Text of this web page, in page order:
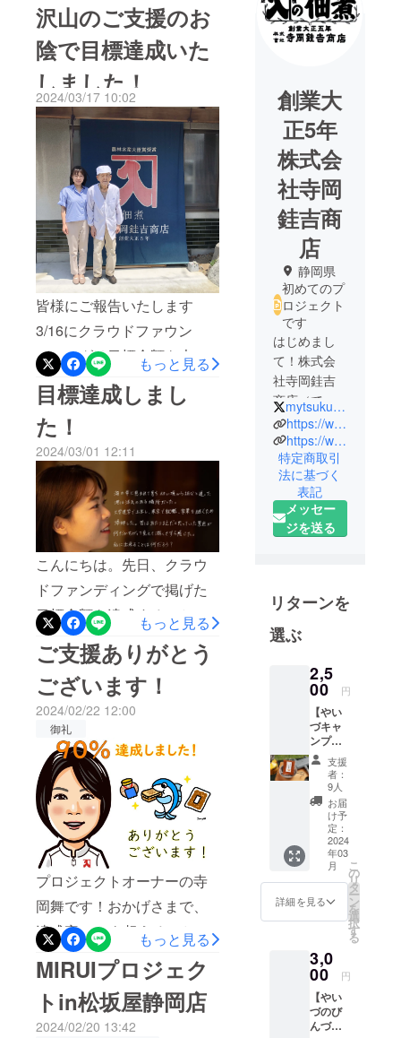
沢山のご支援のお
陰で目標達成いた
しました！
2024/03/17 10:02
皆様にご報告いたします
3/16にクラウドファウン
ディングは目標金額を大き
く上回る129%を達成し終了
となりました。たくさんの
ご支援を誠にありがとうご
ざいました。年明けの挑戦
を躊躇するような大きな出
来事もありました。不安と
期待の入り混じる私の挑戦
を最後まで支えてくださっ
た支援者の皆さま本当にあ
りがとうございました。目
標を達成することができた
今、少し自分に自信を持つ
ことができました。これか
らの取組にもぜひ注目して
いただけますと幸いです。
挑戦を恐れずに前向きに進
んでいきます！【祖父から
続く焼津佃煮の暖簾を守り
たい！】ご支援誠にありが
とうございました。株式会
社寺岡銈吉商店 4代目 寺
岡舞
もっと見る
目標達成しまし
た！
2024/03/01 12:11
こんにちは。先日、クラウ
ドファンディングで掲げた
目標金額を達成することが
できました！これまでご支
援くださった皆様本当にあ
りがとうございました。ク
ラウドファンディングは
3/16まで引き続き挑戦して
います。この取組がきっか
けとなり焼津独自の産業を
多くの方に知って頂けまし
たら幸いです。私の挑戦は
まだまだ続きます。応援宜
しくお願い致します！！株
式会社寺岡銈吉商店 四代
目 寺岡舞
もっと見る
ご支援ありがとう
ございます！
2024/02/22 12:00
御礼
プロジェクトオーナーの寺
岡舞です！おかげさまで、
達成率90％を超えることが
できました。あたたかなご
支援本当にありがとうござ
います。これからも静岡の
こと、焼津のこと、四代目
もっと見る
MIRUIプロジェク
トin松坂屋静岡店
2024/02/20 13:42
創業大
正5年
株式会
社寺岡
銈吉商
店
静岡県
初めてのプ
ロジェクト
です
はじめまし
て！株式会
社寺岡銈吉
商店（てら
おかけいき
ちしょうて
ん）はまぐ
ろ・かつお
を原料とし
た静岡県の
佃煮メー
創業／代表
取締役 寺岡
舞）
冷蔵庫の無
かった当時
鮮魚を長期
保存するた
めに開発さ
れたのが焼
津つくだ
燻す、煮込
む、保存を
きかせると
法を活か
佃煮の新た
な価値づく
りに挑戦し
ています！
mytsukudani
https://www.instagram.com/mytsukudani3/
https://www.kaneiri.net/
特定商取引
法に基づく
表記
メッセー
ジを送る
リターンを
選ぶ
2,5
00 円
【やい
づキャ
ンプ飯3
個セッ
ト】
（消費
税・送
料込
み） ＜
お礼の
内容＞
・ホッ
トサン
ドのた
めの佃
煮プ
(80g)×1
個 ・
ホット
サンド
のため
の佃煮
支援
者：
9人
お届
け予
定：
2024
年03
月
詳細を見る
こ
の
リ
タ
ー
ン
を
選
択
す
る
3,0
00 円
【やい
づのび
んづ